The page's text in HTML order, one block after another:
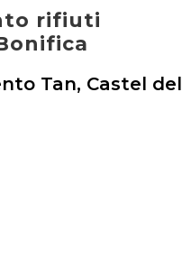
rifiuti
Tan, Castel del